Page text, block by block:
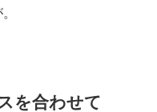
を合わせて